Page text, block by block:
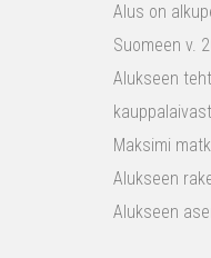
Alus on
Suomeen v.
Alukseen
Maksimi
Alukseen
Alukseen